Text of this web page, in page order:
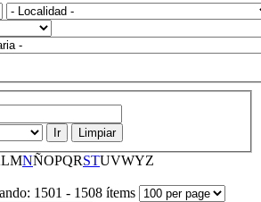
Ir Limpiar
LMNÑOPQRSTUVWYZ
1501 - 1508 ítems